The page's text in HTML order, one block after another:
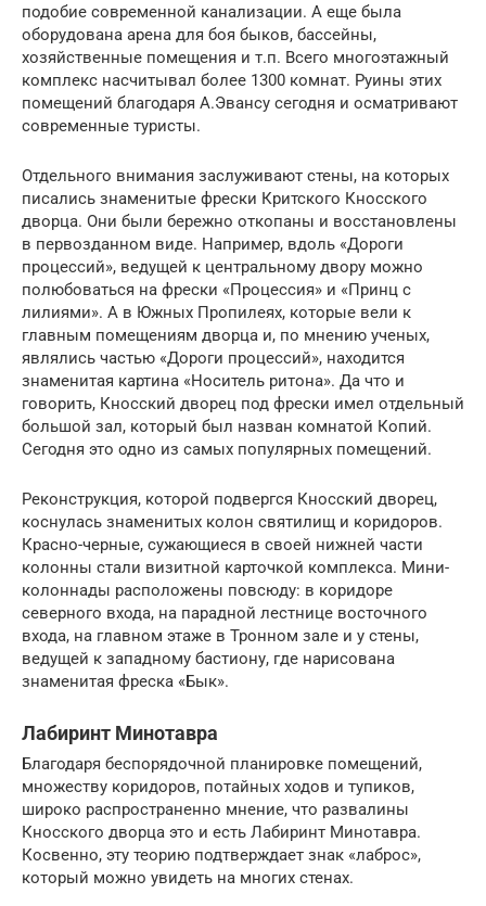
подобие современной канализации. А еще была
оборудована арена для боя быков, бассейны,
хозяйственные помещения и т.п. Всего многоэтажный
комплекс насчитывал более 1300 комнат. Руины этих
помещений благодаря А.Эвансу сегодня и осматривают
современные туристы.
Отдельного внимания заслуживают стены, на которых
писались знаменитые фрески Критского Кносского
дворца. Они были бережно откопаны и восстановлены
в первозданном виде. Например, вдоль «Дороги
процессий», ведущей к центральному двору можно
полюбоваться на фрески «Процессия» и «Принц с
лилиями». А в Южных Пропилеях, которые вели к
главным помещениям дворца и, по мнению ученых,
являлись частью «Дороги процессий», находится
знаменитая картина «Носитель ритона». Да что и
говорить, Кносский дворец под фрески имел отдельный
большой зал, который был назван комнатой Копий.
Сегодня это одно из самых популярных помещений.
Реконструкция, которой подвергся Кносский дворец,
коснулась знаменитых колон святилищ и коридоров.
Красно-черные, сужающиеся в своей нижней части
колонны стали визитной карточкой комплекса. Мини-
колоннады расположены повсюду: в коридоре
северного входа, на парадной лестнице восточного
входа, на главном этаже в Тронном зале и у стены,
ведущей к западному бастиону, где нарисована
знаменитая фреска «Бык».
Лабиринт Минотавра
Благодаря беспорядочной планировке помещений,
множеству коридоров, потайных ходов и тупиков,
широко распространенно мнение, что развалины
Кносского дворца это и есть Лабиринт Минотавра.
Косвенно, эту теорию подтверждает знак «лаброс»,
который можно увидеть на многих стенах.